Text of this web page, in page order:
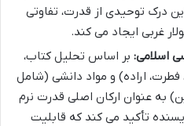
درک توحیدی از قدرت، تفاوتی
غربی ایجاد می کند.
اسلامی: بر اساس تحلیل کتاب،
اراده) و مواد دانشی (شامل
به عنوان ارکان اصلی قدرت نرم
تأکید می کند که قابلیت